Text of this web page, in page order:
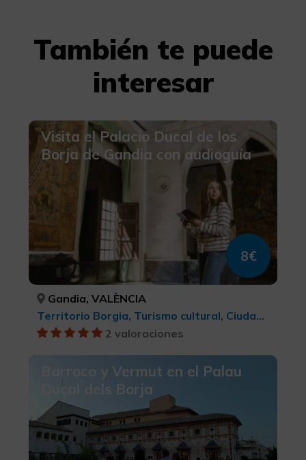
También te puede
interesar
Visita el Palacio Ducal de los
Borja de Gandia con audioguía
8€
Gandia, VALÈNCIA
Territorio Borgia, Turismo cultural, Ciudades
2 valoraciones
Barroco y Vermut en el Palau
Ducal dels Borja